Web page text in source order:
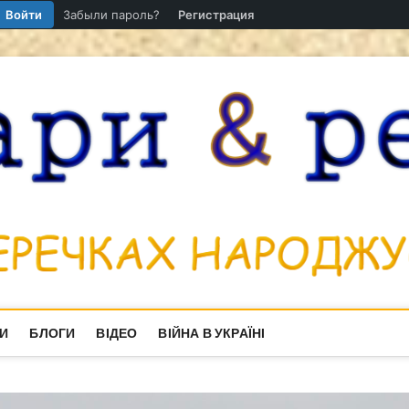
Войти Забыли пароль? Регистрация
БЛОГИ ВІДЕО ВІЙНА В УКРАЇНІ